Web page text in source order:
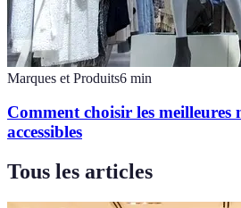
Marques et Produits6 min
Comment choisir les meilleures
accessibles
Tous les articles